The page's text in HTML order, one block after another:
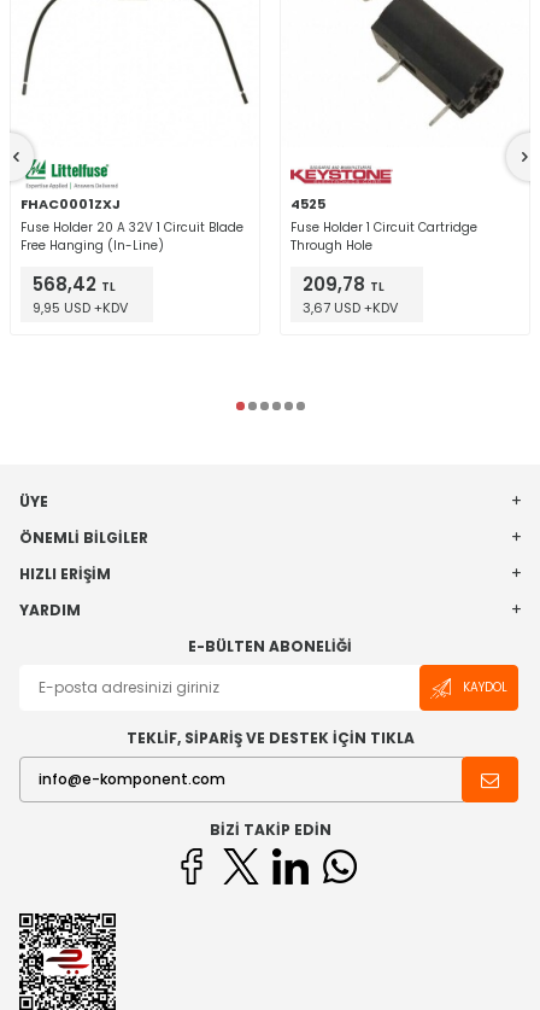
FHAC0001ZXJ
Fuse Holder 20 A 32V 1 Circuit Blade
Free Hanging (In-Line)
568,42 TL
9,95 USD +KDV
4525
Fuse Holder 1 Circuit Cartridge
Through Hole
209,78 TL
3,67 USD +KDV
ÜYE
ÖNEMLI BILGILER
HIZLI ERIŞIM
YARDIM
E-BÜLTEN ABONELIĞI
KAYDOL
TEKLİF, SİPARİŞ VE DESTEK İÇİN TIKLA
BIZI TAKIP EDIN